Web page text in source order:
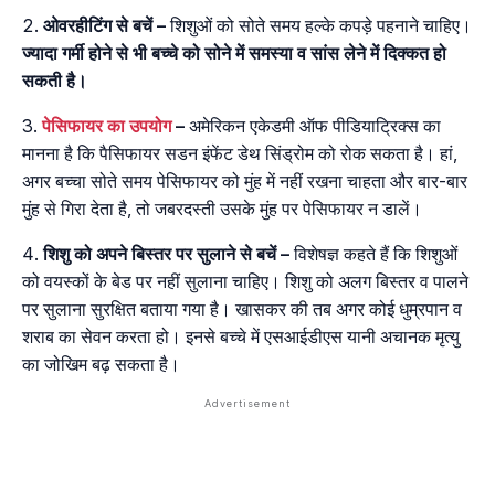
ओवरहीटिंग से बचें–शिशुओं को सोते समय हल्के कपड़े पहनाने चाहिए।
ज्यादा गर्मी होने से भी बच्चे को सोने में समस्या व सांस लेने में दिक्कत हो
सकती है।
पेसिफायर का उपयोग– अमेरिकन एकेडमी ऑफ पीडियाट्रिक्स का
मानना ​​है कि पैसिफायर सडन इंफेंट डेथ सिंड्रोम को रोक सकता है। हां,
अगर बच्चा सोते समय पेसिफायर को मुंह में नहीं रखना चाहता और बार-बार
मुंह से गिरा देता है, तो जबरदस्ती उसके मुंह पर पेसिफायर न डालें।
शिशु को अपने बिस्तर पर सुलाने से बचें–विशेषज्ञ कहते हैं कि शिशुओं
को वयस्कों के बेड पर नहीं सुलाना चाहिए। शिशु को अलग बिस्तर व पालने
पर सुलाना सुरक्षित बताया गया है। खासकर की तब अगर कोई धुम्रपान व
शराब का सेवन करता हो। इनसे बच्चे में एसआईडीएस यानी अचानक मृत्यु
का जोखिम बढ़ सकता है।